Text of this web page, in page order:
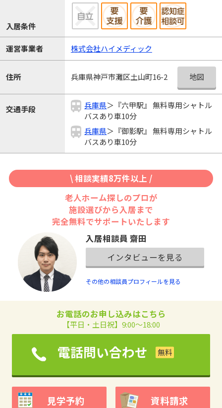
入居条件
運営事業者 株式会社ハイメディック
住所 兵庫県神戸市灘区土山町16-2 地図
交通手段 兵庫県＞『六甲駅』 無料専用シャトル
バスあり車10分
兵庫県＞『御影駅』 無料専用シャトル
バスあり車10分
\ 相談実績8万件以上 /
老人ホーム探しのプロが
施設選びから入居まで
完全無料でサポートいたします
入居相談員 齋田
インタビューを見る
その他の相談員プロフィールを見る
お電話のお申し込みはこちら
【平日・土日祝】9:00～18:00
電話問い合わせ
見学予約 資料請求